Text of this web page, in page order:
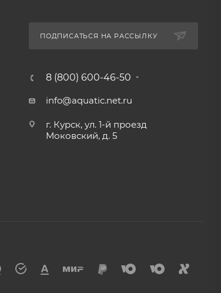
ПОДПИСАТЬСЯ НА РАССЫЛКУ
8 (800) 600-46-50
info@aquatic.net.ru
г. Курск, ул. 1-й проезд
Моковский, д. 5